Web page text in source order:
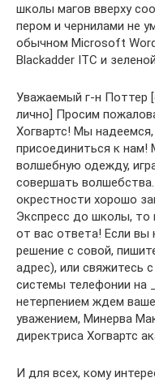
школы магов вверху
пером и чернилами не
обычном Microsoft
Blackadder ITC и
Уважаемый г-н Поттер
лично] Просим
Хогвартс! Мы
присоединиться к
волшебную одежду,
совершать
окрестности хорошо
Экспресс до школы, то
от вас ответа! Если вы
решение с совой,
адрес), или свяжитесь
системы телефонии на
нетерпением ждем
уважением, Минерва
директриса Хогвартс
И для всех, кому